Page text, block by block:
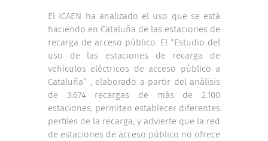
El ICAEN ha analizado el uso que se está
haciendo en Cataluña de las estaciones de
recarga de acceso público. El “Estudio del
uso de las estaciones de recarga de
vehículos eléctricos de acceso público a
Cataluña” , elaborado a partir del análisis
de 3.674 recargas de más de 2.100
estaciones, permiten establecer diferentes
perfiles de la recarga, y advierte que la red
de estaciones de acceso público no ofrece